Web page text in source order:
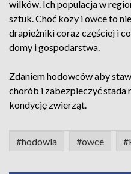
wilków. Ich populacja w
sztuk. Choć kozy i owce to
drapieżniki coraz częściej i
domy i gospodarstwa.
Zdaniem hodowców aby
chorób i zabezpieczyć stada
kondycję zwierząt.
#hodowla #owce